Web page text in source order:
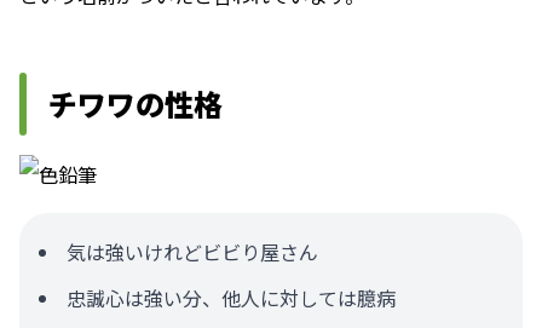
チワワの性格
気は強いけれどビビり屋さん
忠誠心は強い分、他人に対しては臆病